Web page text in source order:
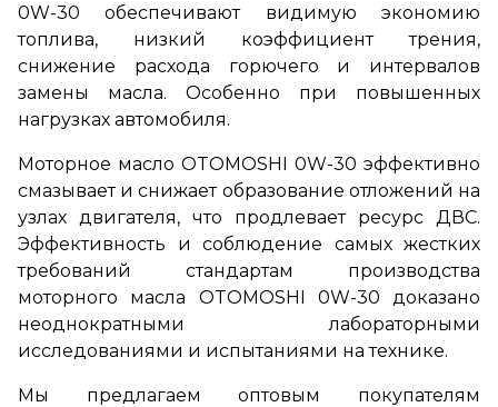
0W-30 обеспечивают видимую экономию
топлива, низкий коэффициент трения,
снижение расхода горючего и интервалов
замены масла. Особенно при повышенных
нагрузках автомобиля.
Моторное масло OTOMOSHI 0W-30 эффективно
смазывает и снижает образование отложений на
узлах двигателя, что продлевает ресурс ДВС.
Эффективность и соблюдение самых жестких
требований стандартам производства
моторного масла OTOMOSHI 0W-30 доказано
неоднократными лабораторными
исследованиями и испытаниями на технике.
Мы предлагаем оптовым покупателям